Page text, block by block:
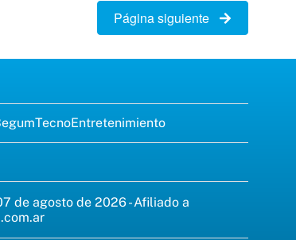
Página siguiente
TecnoEntretenimiento
de agosto de 2026 - Afiliado a